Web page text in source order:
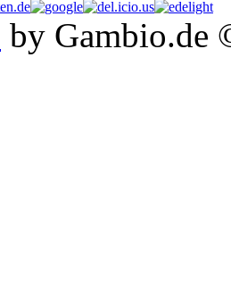
by Gambio.de